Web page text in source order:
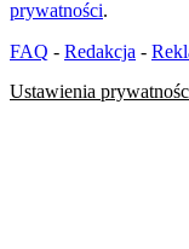
prywatności.
FAQ - Redakcja -
Ustawienia